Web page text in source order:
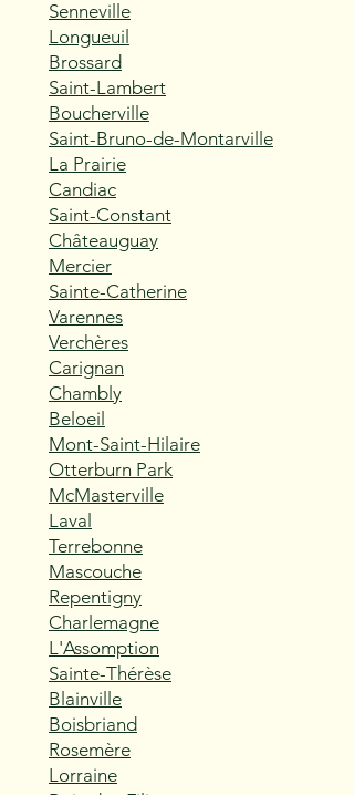
Senneville
Longueuil
Brossard
Saint-Lambert
Boucherville
Saint-Bruno-de-Montarville
La Prairie
Candiac
Saint-Constant
Châteauguay
Mercier
Sainte-Catherine
Varennes
Verchères
Carignan
Chambly
Beloeil
Mont-Saint-Hilaire
Otterburn Park
McMasterville
Laval
Terrebonne
Mascouche
Repentigny
Charlemagne
L'Assomption
Sainte-Thérèse
Blainville
Boisbriand
Rosemère
Lorraine